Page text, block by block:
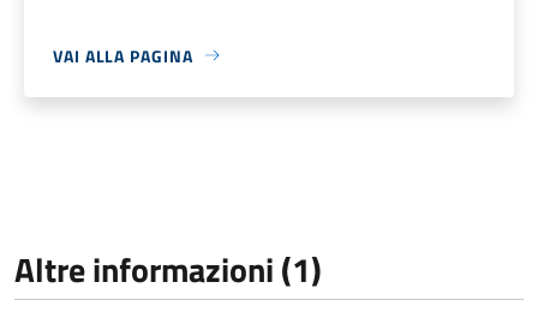
VAI ALLA PAGINA
Altre informazioni (1)